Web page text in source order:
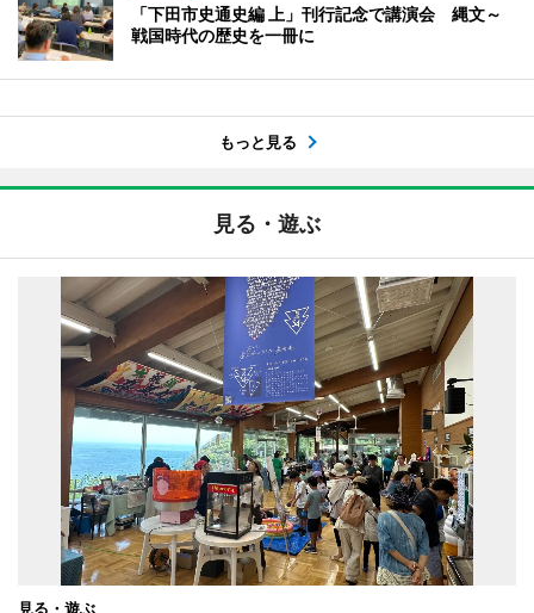
「下田市史通史編 上」刊行記念で講演会 縄文～
戦国時代の歴史を一冊に
もっと見る
見る・遊ぶ
見る・遊ぶ